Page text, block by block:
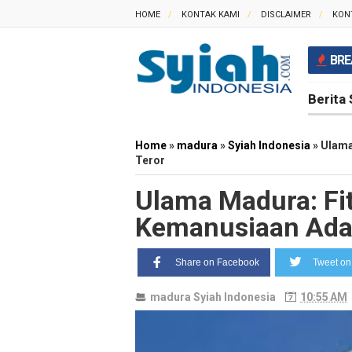
HOME KONTAK KAMI DISCLAIMER
Berita
Home» madura »Syiah Indonesia »
Teror
Ulama Madura:
Kemanusiaan
Share on Facebook Tweet
madura Syiah Indonesia 10:55 AM